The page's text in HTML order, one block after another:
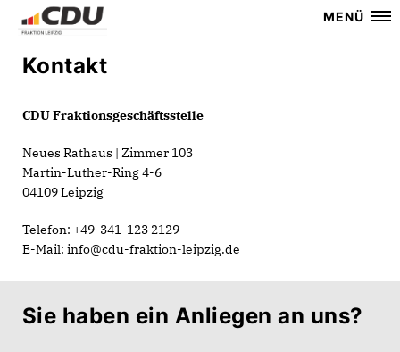
MENÜ
Kontakt
CDU Fraktionsgeschäftsstelle
Neues Rathaus | Zimmer 103
Martin-Luther-Ring 4-6
04109 Leipzig
Telefon: +49-341-123 2129
E-Mail: info@cdu-fraktion-leipzig.de
Sie haben ein Anliegen an uns?